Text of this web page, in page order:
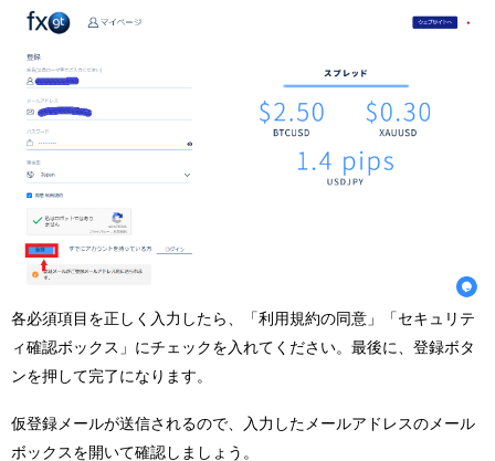
各必須項目を正しく入力したら、「利用規約の同意」「セキュリテ
ィ確認ボックス」にチェックを入れてください。最後に、登録ボタ
ンを押して完了になります。
仮登録メールが送信されるので、入力したメールアドレスのメール
ボックスを開いて確認しましょう。